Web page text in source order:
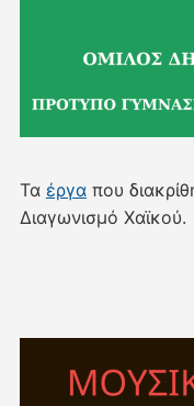
Τα έργαπου
Διαγωνισμό Χαϊκού.